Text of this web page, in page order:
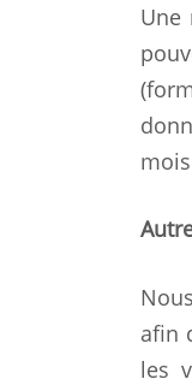
Une
afin
les